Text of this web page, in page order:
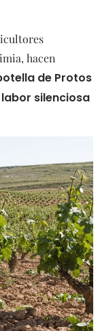
hacen
de Protos
silenciosa